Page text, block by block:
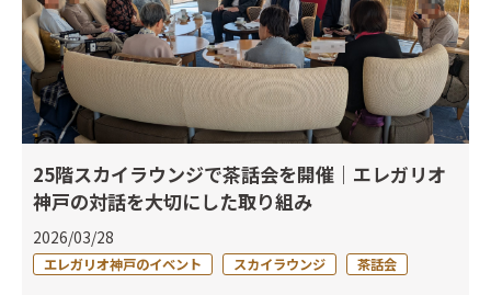
25階スカイラウンジで茶話会を開催｜エレガリオ
神戸の対話を大切にした取り組み
2026/03/28
エレガリオ神戸のイベント スカイラウンジ 茶話会